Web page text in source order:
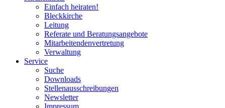
Einfach heiraten!
Bleckkirche
Leitung
Referate und Beratungsangebote
Mitarbeitendenvertretung
Verwaltung
Service
Suche
Downloads
Stellenausschreibungen
Newsletter
Impressum